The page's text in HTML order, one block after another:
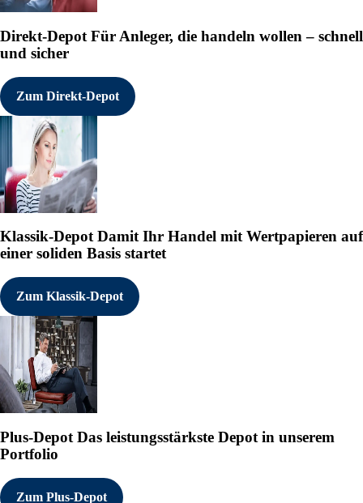
Direkt-Depot Für Anleger, die handeln wollen – schnell
und sicher
Zum Direkt-Depot
Klassik-DepotDamit Ihr Handel mit Wertpapieren auf
einer soliden Basis startet
Zum Klassik-Depot
Plus-Depot Das leistungsstärkste Depot in unserem
Portfolio
Zum Plus-Depot